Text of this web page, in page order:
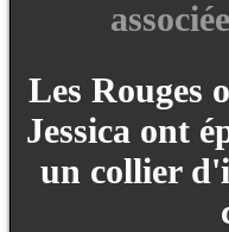
Les Rouges
Jessica ont
un collier